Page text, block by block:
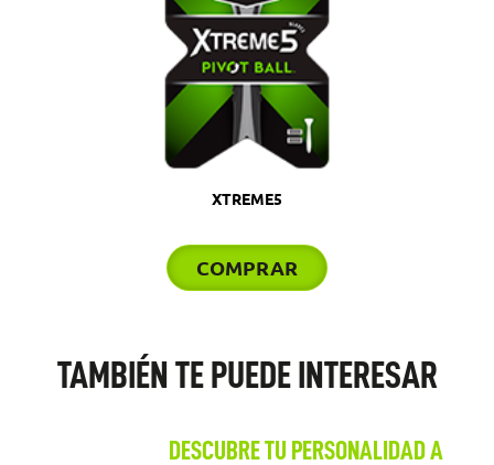
XTREME5
COMPRAR
TAMBIÉN TE PUEDE INTERESAR
DESCUBRE TU PERSONALIDAD A